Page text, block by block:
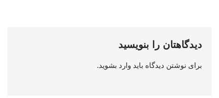
دیدگاهتان را بنویسید
برای نوشتن دیدگاه باید وارد بشوید.